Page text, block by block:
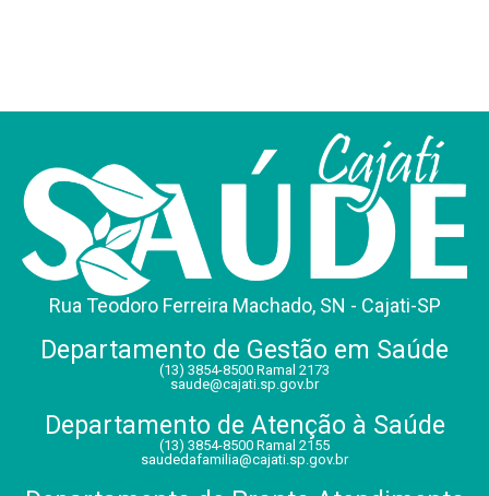
Rua Teodoro Ferreira Machado, SN - Cajati-SP
Departamento de Gestão em Saúde
(13) 3854-8500 Ramal 2173
saude@cajati.sp.gov.br
Departamento de Atenção à Saúde
(13) 3854-8500 Ramal 2155
saudedafamilia@cajati.sp.gov.br